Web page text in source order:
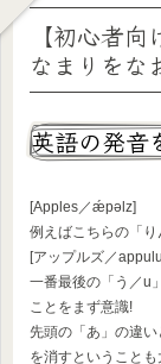
【初心者
なまりをな
英語の発音
[Apples／ǽpəlz]
例えばこちらの「
[アップルズ／
一番最後の「う／u
ことをまず意識!
先頭の「あ」の違
を消すということ